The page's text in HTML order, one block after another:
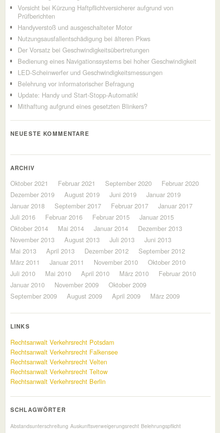
Vorsicht bei Kürzung Haftpflichtversicherer aufgrund von
Prüfberichten
Handyverstoß und ausgeschalteter Motor
Nutzungsausfallentschädigung bei älteren Pkws
Der Vorsatz bei Geschwindigkeitsübertretungen
Bedienung eines Navigationssystems bei hoher Geschwindigkeit
LED-Scheinwerfer und Geschwindigkeitsmessungen
Belehrung vor informatorischer Befragung
Update: Handy und Start-Stopp-Automatik!
Mithaftung aufgrund eines gesetzten Blinkers?
NEUESTE KOMMENTARE
ARCHIV
Oktober 2021 Februar 2021 September 2020
Februar 2020
Dezember 2019
August 2019 Juni 2019
Januar 2019
Januar 2018
September 2017 Februar 2017
Januar 2017
Juli 2016
Februar 2016 Februar 2015
Januar 2015
Oktober 2014
Mai 2014 Januar 2014
Dezember 2013
November 2013
August 2013 Juli 2013
Juni 2013
Mai 2013
April 2013 Dezember 2012
September 2012
März 2011
Januar 2011 November 2010
Oktober 2010
Juli 2010
Mai 2010 April 2010 März 2010
Februar 2010
Januar 2010
November 2009
Oktober 2009
September 2009
August 2009 April 2009 März 2009
LINKS
Rechtsanwalt Verkehrsrecht Potsdam
Rechtsanwalt Verkehrsrecht Falkensee
Rechtsanwalt Verkehrsrecht Velten
Rechtsanwalt Verkehrsrecht Teltow
Rechtsanwalt Verkehrsrecht Berlin
SCHLAGWÖRTER
Abstandsunterschreitung Auskunftsverweigerungsrecht Belehrungspflicht